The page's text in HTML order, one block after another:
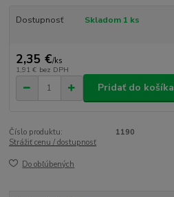
Dostupnosť Skladom 1 ks
2,35 €/ks
1,91 € bez DPH
Pridať do košíka
Číslo produktu:
1190
Strážiť cenu / dostupnosť
Do obľúbených